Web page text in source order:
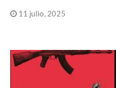
11 julio, 2025